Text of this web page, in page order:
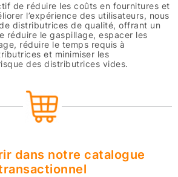
de réduire les coûts en fournitures et
l’expérience des utilisateurs, nous
distributrices de qualité, offrant un
réduire le gaspillage, espacer les
réduire le temps requis à
et minimiser les
des distributrices vides.
dans notre catalogue